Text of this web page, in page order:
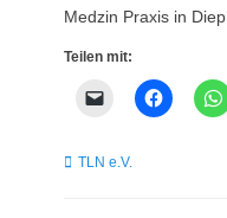
Medzin Praxis in
Teilen mit:
Kategorien
TLN e.V.